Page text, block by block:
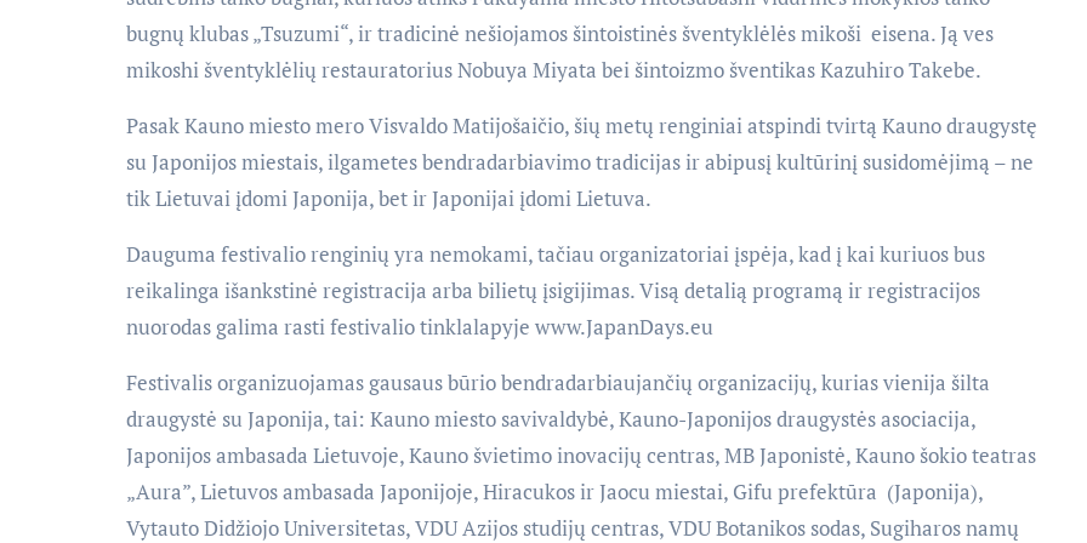
bugnų klubas „Tsuzumi“, ir tradicinė nešiojamos šintoistinės šventyklėlės mikoši eisena. Ją ves
mikoshi šventyklėlių restauratorius Nobuya Miyata bei šintoizmo šventikas Kazuhiro Takebe.
Pasak Kauno miesto mero Visvaldo Matijošaičio, šių metų renginiai atspindi tvirtą Kauno draugystę
su Japonijos miestais, ilgametes bendradarbiavimo tradicijas ir abipusį kultūrinį susidomėjimą – ne
tik Lietuvai įdomi Japonija, bet ir Japonijai įdomi Lietuva.
Dauguma festivalio renginių yra nemokami, tačiau organizatoriai įspėja, kad į kai kuriuos bus
reikalinga išankstinė registracija arba bilietų įsigijimas. Visą detalią programą ir registracijos
nuorodas galima rasti festivalio tinklalapyje www.JapanDays.eu
Festivalis organizuojamas gausaus būrio bendradarbiaujančių organizacijų, kurias vienija šilta
draugystė su Japonija, tai: Kauno miesto savivaldybė, Kauno-Japonijos draugystės asociacija,
Japonijos ambasada Lietuvoje, Kauno švietimo inovacijų centras, MB Japonistė, Kauno šokio teatras
„Aura”, Lietuvos ambasada Japonijoje, Hiracukos ir Jaocu miestai, Gifu prefektūra (Japonija),
Vytauto Didžiojo Universitetas, VDU Azijos studijų centras, VDU Botanikos sodas, Sugiharos namų